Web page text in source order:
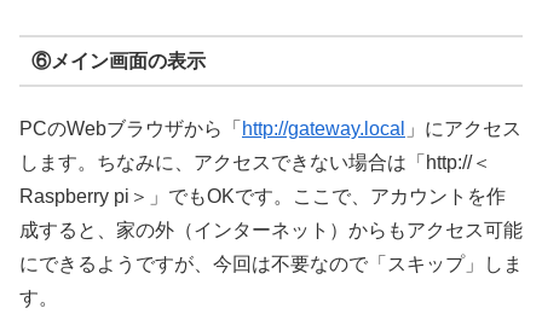
⑥メイン画面の表示
PCのWebブラウザから「 http://gateway.local
」にアクセス
します。ちなみに、アクセスできない場合は「http://＜
Raspberry pi＞」でもOKです。ここで、アカウントを作
成すると、家の外（インターネット）からもアクセス可能
にできるようですが、今回は不要なので「スキップ」しま
す。